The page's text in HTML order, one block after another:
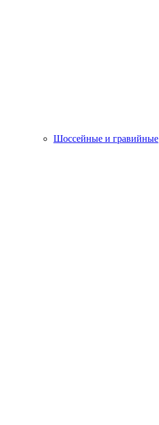
Шоссейные и гравийные